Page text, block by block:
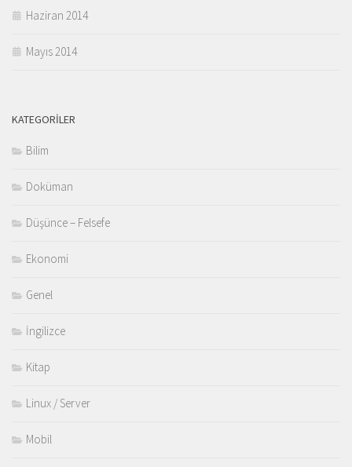
Haziran 2014
Mayıs 2014
KATEGORILER
Bilim
Doküman
Düşünce – Felsefe
Ekonomi
Genel
İngilizce
Kitap
Linux / Server
Mobil